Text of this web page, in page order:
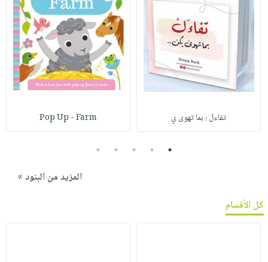
تفاءل ؛ بما تهوى ي Pop Up - Farm
1
2
3
4
5
المزيد من البنود »
كل الأقسام